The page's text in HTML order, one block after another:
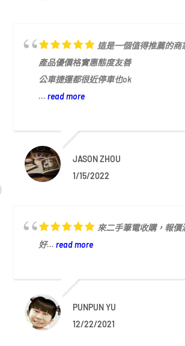
這是一個值得推薦的商
產品優價格實惠態度友善
公車捷運都很近停車也ok
... read more
JASON ZHOU
1/15/2022
來二手筆電收購，報價
好... read more
PUNPUN YU
12/22/2021